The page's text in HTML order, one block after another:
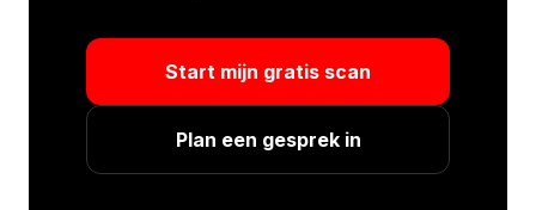
Start mijn gratis scan
Plan een gesprek in